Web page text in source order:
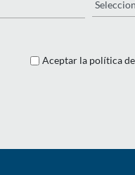
Aceptar la política